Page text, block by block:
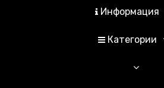
Информация
Категории